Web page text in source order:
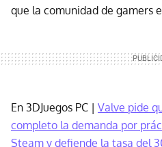
que la comunidad de gamers
En 3DJuegos PC | Valve pide
completo la demanda por
Steam y defiende la tasa del